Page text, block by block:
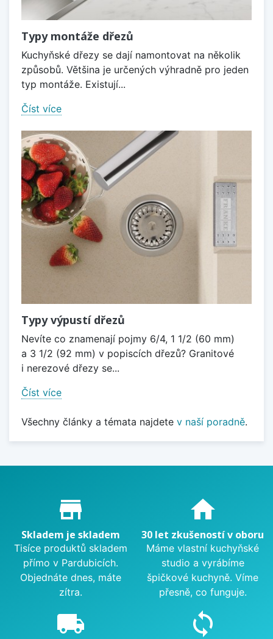
Typy montáže dřezů
Kuchyňské dřezy se dají namontovat na několik
způsobů. Většina je určených výhradně pro jeden
typ montáže. Existují...
Číst více
Typy výpustí dřezů
Nevíte co znamenají pojmy 6/4, 1 1/2 (60 mm)
a 3 1/2 (92 mm) v popiscích dřezů? Granitové
i nerezové dřezy se...
Číst více
Všechny články a témata najdete v naší poradně.
Proč nakupovat u nás?
store_mall_directory
Skladem je skladem
Tisíce produktů skladem
přímo v Pardubicích.
Objednáte dnes, máte
zítra.
home
30 let zkušeností v oboru
Máme vlastní kuchyňské
studio a vyrábíme
špičkové kuchyně. Víme
přesně, co funguje.
local_shipping sync